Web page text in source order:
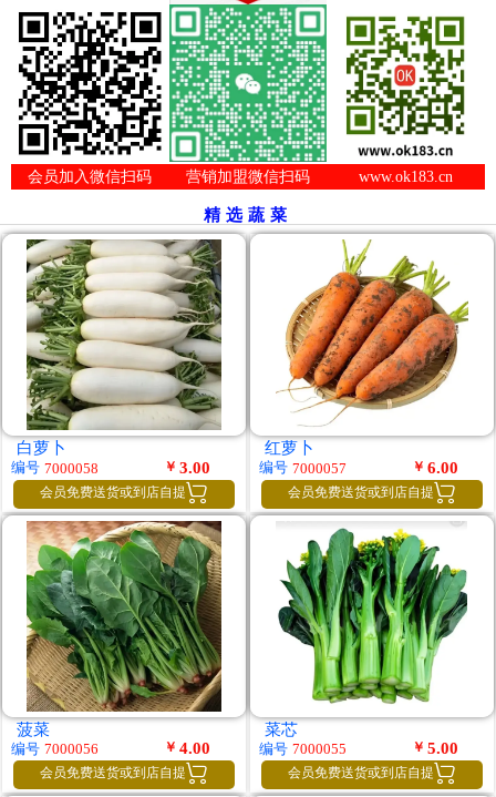
会员加入微信扫码 营销加盟微信扫码 www.ok183.cn
精选蔬菜
白萝卜
编号 7000058 ￥ 3.00
会员免费送货或到店自提 
红萝卜
编号 7000057 ￥ 6.00
会员免费送货或到店自提 
菠菜
编号 7000056 ￥ 4.00
会员免费送货或到店自提 
菜芯
编号 7000055 ￥ 5.00
会员免费送货或到店自提 